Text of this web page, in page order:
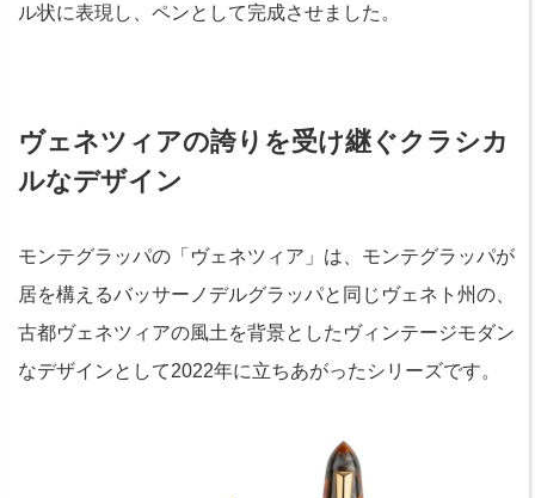
ル状に表現し、ペンとして完成させました。
ヴェネツィアの誇りを受け継ぐクラシカ
ルなデザイン
モンテグラッパの「ヴェネツィア」は、モンテグラッパが
居を構えるバッサーノデルグラッパと同じヴェネト州の、
古都ヴェネツィアの風土を背景としたヴィンテージモダン
なデザインとして2022年に立ちあがったシリーズです。